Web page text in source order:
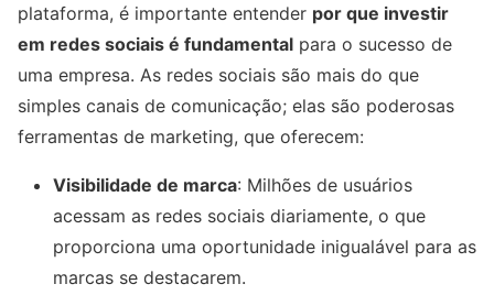
plataforma, é importante entender por que investir
em redes sociais é fundamental para o sucesso de
uma empresa. As redes sociais são mais do que
simples canais de comunicação; elas são poderosas
ferramentas de marketing, que oferecem:
Visibilidade de marca: Milhões de usuários
acessam as redes sociais diariamente, o que
proporciona uma oportunidade inigualável para as
marcas se destacarem.